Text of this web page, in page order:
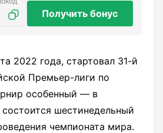
Получить бонус
2022 года, стартовал 31-й
Премьер-лиги по
особенный — в
шестинедельный
чемпионата мира.